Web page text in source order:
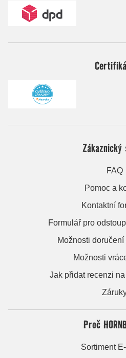
FAQ
Pomoc a
Kontaktní
Formulář pro
Možnosti
Možnosti
Jak přidat recenzi
Proč
Sortiment